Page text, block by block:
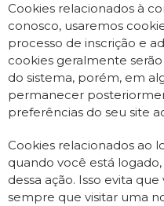
Cookies relacionados à
conosco, usaremos
processo de inscrição e
cookies geralmente
do sistema, porém, em
permanecer
preferências do seu site
Cookies relacionados ao
quando você está
dessa ação. Isso evita
sempre que visitar uma